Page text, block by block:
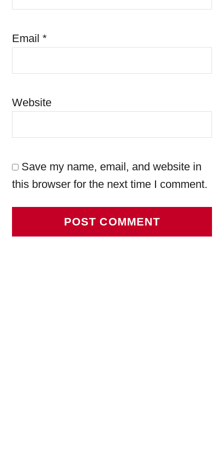
Email *
Website
Save my name, email, and website in
this browser for the next time I comment.